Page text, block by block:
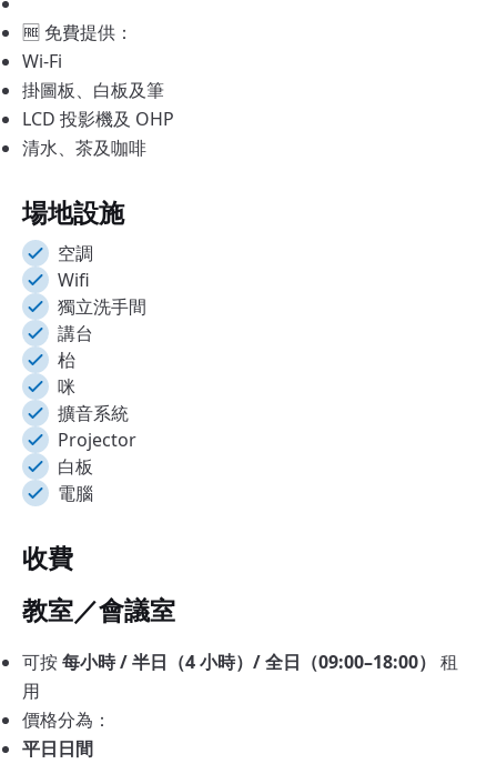
🆓 免費提供：
Wi-Fi
掛圖板、白板及筆
LCD 投影機及 OHP
清水、茶及咖啡
場地設施
空調
Wifi
獨立洗手間
講台
枱
咪
擴音系統
Projector
白板
電腦
收費
教室／會議室
可按每小時 / 半日（4 小時）/ 全日（09:00–18:00） 租
用
價格分為：
平日日間